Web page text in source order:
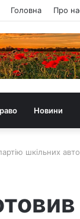
Головна Про
Новини
шкільних